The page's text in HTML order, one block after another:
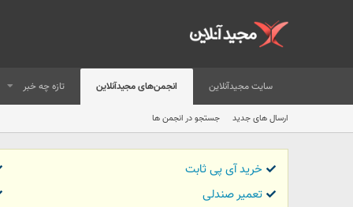
سایت مجیدآنلاین انجمن‌های مجیدآنلاین تازه چه خبر
ارسال های جدید جستجو در انجمن ها
خرید آی پی ثابت
تعمیر صندلی